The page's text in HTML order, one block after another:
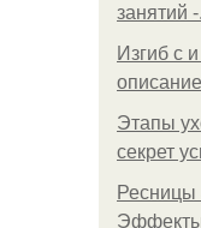
занятий -.
Изгиб c
Этапы
секрет
Ресницы